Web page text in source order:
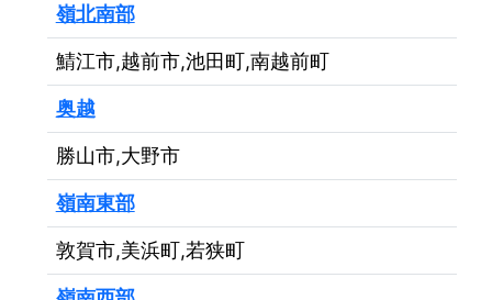
嶺北南部
鯖江市,越前市,池田町,南越前町
奥越
勝山市,大野市
嶺南東部
敦賀市,美浜町,若狭町